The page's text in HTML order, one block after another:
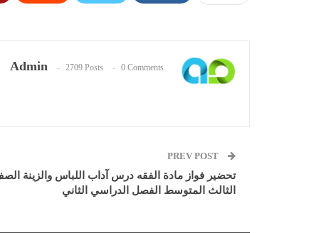
Admin 2709 Posts 0 Comments
تحضير فواز مادة الفقه درس آداب اللباس والزينة
الثالث المتوسط الفصل الدراسي الثاني